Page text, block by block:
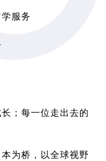
服务
；每一位走出去的
为桥，以全球视野